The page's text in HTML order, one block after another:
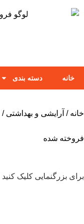
خانه دسته بندی
خانه آرایشی و بهداشتی
فروخته شده
برای بزرگنمایی کلیک کنید